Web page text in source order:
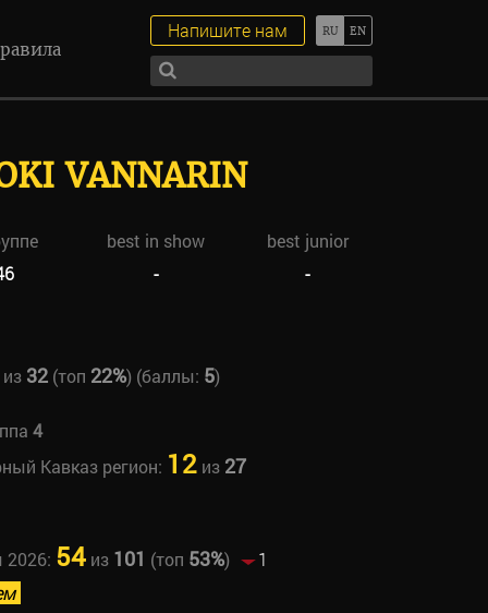
Напишите нам
VANNARIN
best in show
best junior
- -
32(топ 22%) (баллы: 5)
4
Кавказ регион: 12из 27
2026: 54из 101 (топ 53%)
1